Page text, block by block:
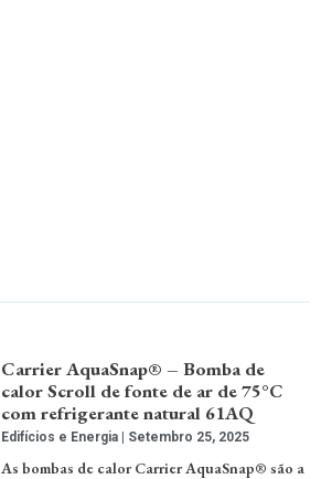
Carrier AquaSnap® – Bomba de
calor Scroll de fonte de ar de 75°C
com refrigerante natural 61AQ
Edifícios e Energia Setembro 25, 2025
As bombas de calor Carrier AquaSnap® são a